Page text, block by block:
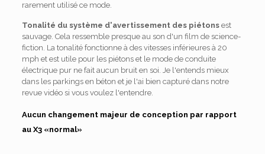
rarement utilisé ce mode.
Tonalité du système d'avertissement des piétonsest
sauvage. Cela ressemble presque au son d'un film de science-
fiction. La tonalité fonctionne à des vitesses inférieures à 20
mph et est utile pour les piétons et le mode de conduite
électrique pur ne fait aucun bruit en soi. Je l'entends mieux
dans les parkings en béton et je l'ai bien capturé dans notre
revue vidéo si vous voulez l'entendre.
Aucun changement majeur de conception par rapport
au X3 «normal»